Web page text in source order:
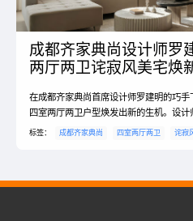
成都齐家典尚设计师罗
两厅两卫诧寂风美宅焕
在成都齐家典尚首席设计师罗建明的巧
四室两厅两卫户型焕发出新的生机。设
局，让每一寸空间都发挥出最大价值。
标签： 成都齐家典尚 四室两厅两卫 诧寂